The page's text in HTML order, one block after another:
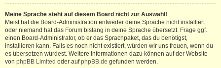
Meine Sprache steht auf diesem Board nicht zur Auswahl!
Meist hat die Board-Administration entweder deine Sprache nicht installiert
oder niemand hat das Forum bislang in deine Sprache übersetzt. Frage ggf.
einen Board-Administrator, ob er das Sprachpaket, das du benötigst,
installieren kann. Falls es noch nicht existiert, würden wir uns freuen, wenn du
es übersetzen würdest. Weitere Informationen dazu können auf der Website
von phpBB Limited oder aufphpBB.de gefunden werden.